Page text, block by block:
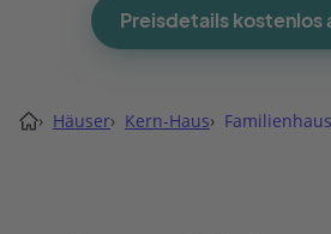
Preisdetails kostenlos
› Häuser› Kern-Haus›